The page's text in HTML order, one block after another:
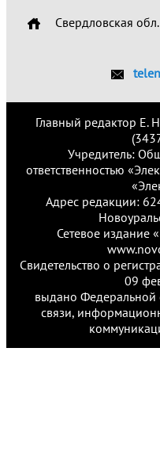
Свердловская
Главный редактор Е.
Учредитель:
ответственностью
Адрес редакции:
Сетевое издание
Свидетельство о
09
выдано Федеральной
связи,